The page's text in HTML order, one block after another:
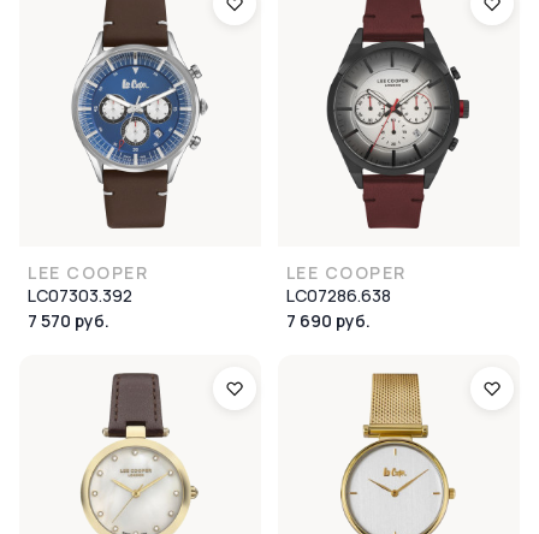
LEE COOPER
LC07303.392
7 570 руб.
LEE COOPER
LC07286.638
7 690 руб.